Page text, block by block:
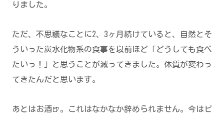
りました。
ただ、不思議なことに2、3ヶ月続けていると、自然とそ
ういった炭水化物系の食事を以前ほど「どうしても食べ
たいっ！」と思うことが減ってきました。体質が変わっ
てきたんだと思います。
あとはお酒🍺。これはなかなか辞められません。今はビ